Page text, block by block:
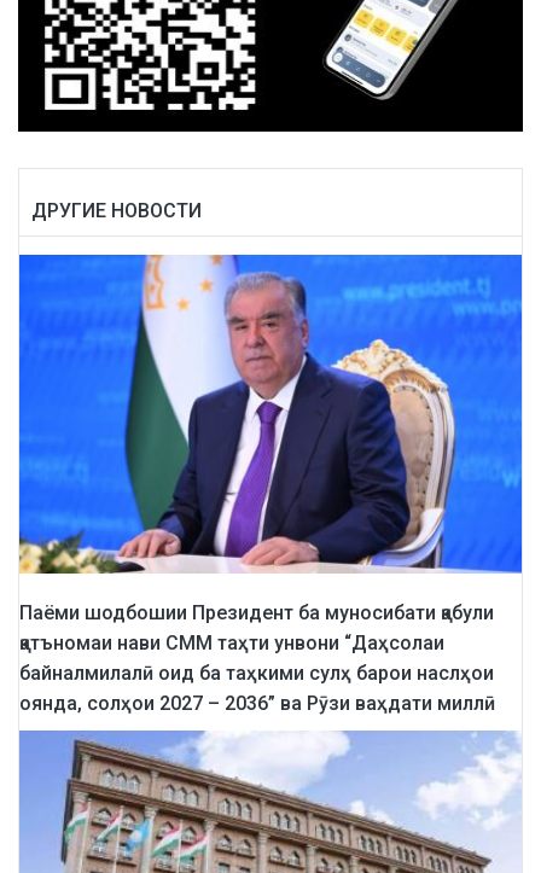
ДРУГИЕ НОВОСТИ
Паёми шодбошии Президент ба муносибати қабули
қатъномаи нави СММ таҳти унвони “Даҳсолаи
байналмилалӣ оид ба таҳкими сулҳ барои наслҳои
оянда, солҳои 2027 – 2036” ва Рӯзи ваҳдати миллӣ